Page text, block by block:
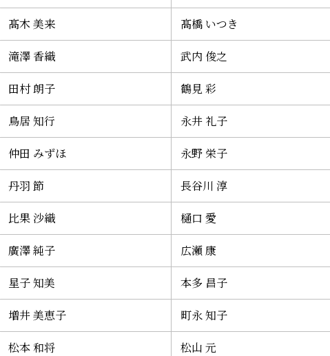
髙木 美来 髙橋 いつき
滝澤 香織 武内 俊之
田村 朗子 鶴見 彩
鳥居 知行 永井 礼子
仲田 みずほ 永野 栄子
丹羽 節 長谷川 淳
比果 沙織 樋口 愛
廣澤 純子 広瀬 康
星子 知美 本多 昌子
増井 美恵子 町永 知子
松本 和将 松山 元